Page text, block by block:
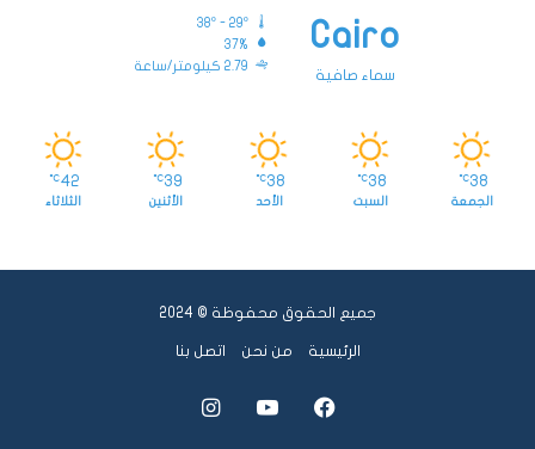
Cairo
سماء صافية
37%
2.79 كيلومتر/ساعة
38
℃
الجمعة
38
℃
السبت
38
℃
الأحد
39
℃
الأثنين
42
℃
الثلاثاء
جميع الحقوق محفوظة © 2024
الرئيسية من نحن اتصل بنا
فيسبوكيوتيوبانستقرام